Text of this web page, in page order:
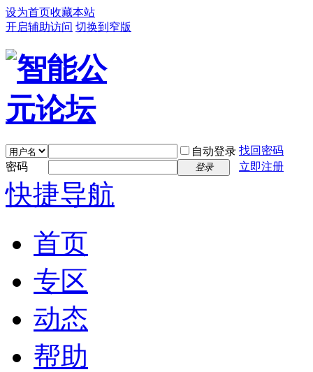
设为首页收藏本站
开启辅助访问 切换到窄版
自动登录 找回密码
密码
登录 立即注册
快捷导航
首页
专区
动态
帮助